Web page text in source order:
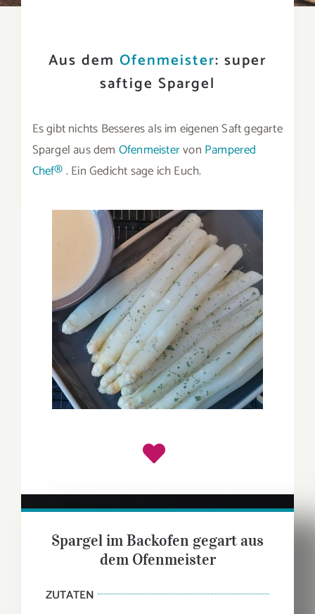
Aus dem Ofenmeister: super
saftige Spargel
Es gibt nichts Besseres als im eigenen Saft gegarte
Spargel aus dem Ofenmeistervon Pampered
Chef®. Ein Gedicht sage ich Euch.
Spargel im Backofen gegart aus
dem Ofenmeister
ZUTATEN